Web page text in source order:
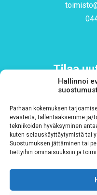
Hallinnoi
Parhaan kokemuksen
evästeitä, tallentaaksemme ja/
tekniikoiden hyväksyminen
kuten selauskäyttäytymistä tai
Suostumuksen jättäminen tai
tiettyihin ominaisuuksiin ja
Tilaa
Rekisteriseloste *